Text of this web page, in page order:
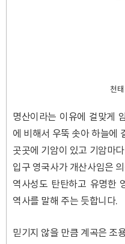
천
명산이라는 이유에 걸맞게
에 비해서 우뚝 솟아 하늘에
곳곳에 기암이 있고 기암마
입구 영국사가 개산사임은
역사성도 탄탄하고 유명한
역사를 말해 주는 듯합니다.
믿기지 않을 만큼 계곡은 조